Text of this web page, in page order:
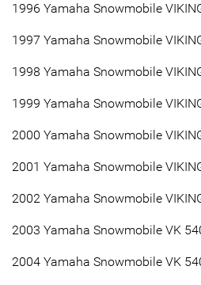
1996 Yamaha Snowmobile
1997 Yamaha Snowmobile
1998 Yamaha Snowmobile
1999 Yamaha Snowmobile
2000 Yamaha Snowmobile
2001 Yamaha Snowmobile
2002 Yamaha Snowmobile
2003 Yamaha Snowmobile VK
2004 Yamaha Snowmobile VK